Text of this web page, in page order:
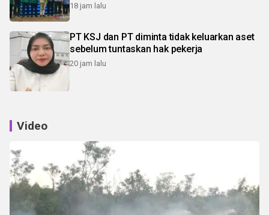
18 jam lalu
PT KSJ dan PT diminta tidak keluarkan aset
sebelum tuntaskan hak pekerja
20 jam lalu
Video